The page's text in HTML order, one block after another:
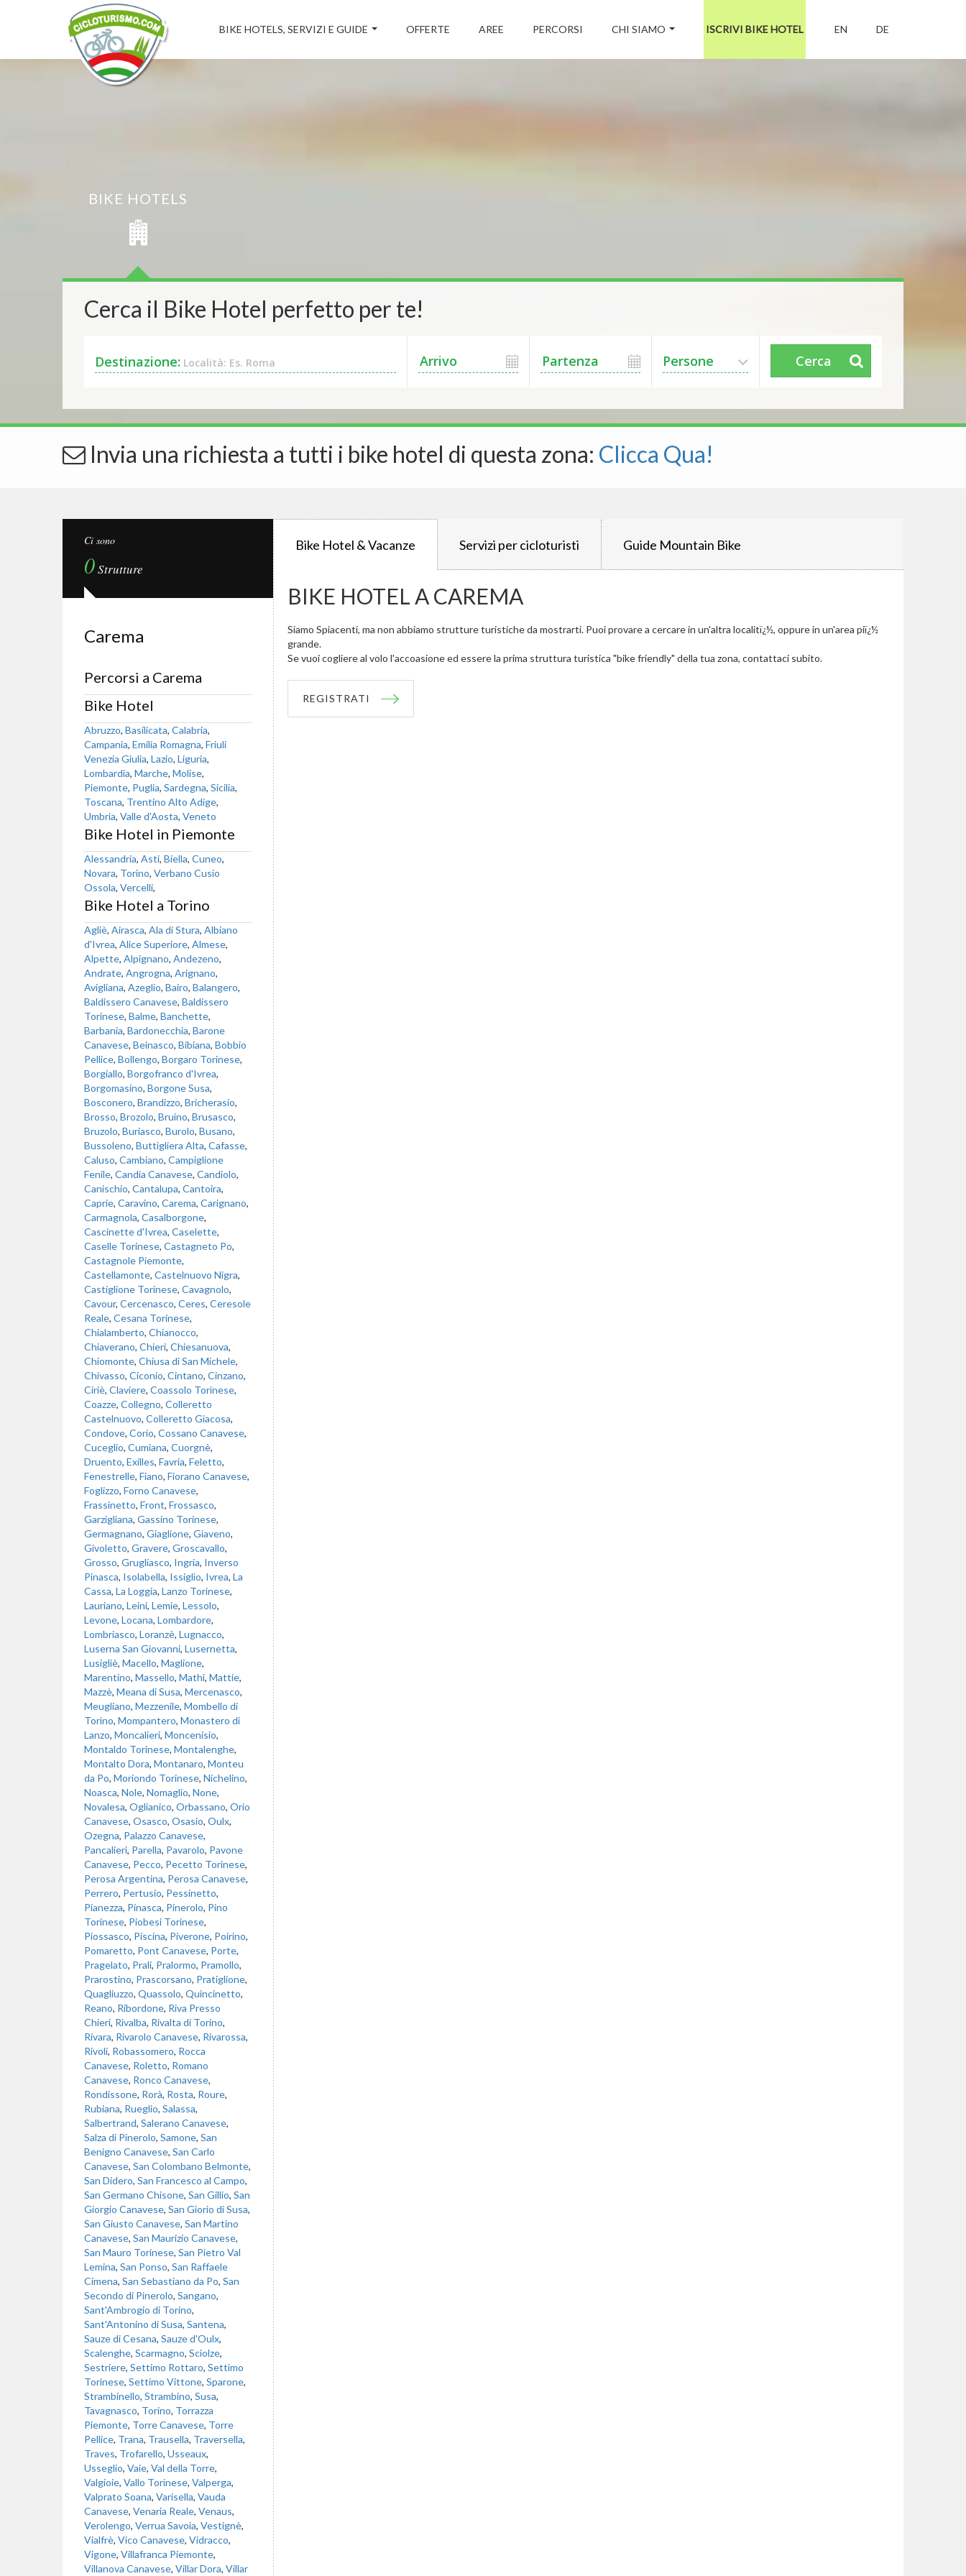
BIKE HOTELS, SERVIZI E GUIDE OFFERTE AREE PERCORSI CHI SIAMO ISCRIVI BIKE HOTEL EN DE
BIKE HOTELS
Cerca il Bike Hotel perfetto per te!
Destinazione: Località: Es. Roma Persone Cerca
Invia una richiesta a tutti i bike hotel di questa zona: Clicca Qua!
Bike Hotel & Vacanze Servizi per cicloturisti Guide Mountain Bike
BIKE HOTEL A CAREMA
Siamo Spiacenti, ma non abbiamo strutture turistiche da mostrarti. Puoi provare a cercare in un'altra localitï¿½, oppure in un'area piï¿½
grande.
Se vuoi cogliere al volo l'accoasione ed essere la prima struttura turistica "bike friendly" della tua zona, contattaci subito.
REGISTRATI
Ci sono
0Strutture
Carema
Percorsi a Carema
Bike Hotel
Abruzzo, Basilicata, Calabria,
Campania, Emilia Romagna, Friuli
Venezia Giulia, Lazio, Liguria,
Lombardia, Marche, Molise,
Piemonte, Puglia, Sardegna, Sicilia,
Toscana, Trentino Alto Adige,
Umbria, Valle d'Aosta, Veneto
Bike Hotel in Piemonte
Alessandria, Asti, Biella, Cuneo,
Novara, Torino, Verbano Cusio
Ossola, Vercelli,
Bike Hotel a Torino
Agliè, Airasca, Ala di Stura, Albiano
d'Ivrea, Alice Superiore, Almese,
Alpette, Alpignano, Andezeno,
Andrate, Angrogna, Arignano,
Avigliana, Azeglio, Bairo, Balangero,
Baldissero Canavese, Baldissero
Torinese, Balme, Banchette,
Barbania, Bardonecchia, Barone
Canavese, Beinasco, Bibiana, Bobbio
Pellice, Bollengo, Borgaro Torinese,
Borgiallo, Borgofranco d'Ivrea,
Borgomasino, Borgone Susa,
Bosconero, Brandizzo, Bricherasio,
Brosso, Brozolo, Bruino, Brusasco,
Bruzolo, Buriasco, Burolo, Busano,
Bussoleno, Buttigliera Alta, Cafasse,
Caluso, Cambiano, Campiglione
Fenile, Candia Canavese, Candiolo,
Canischio, Cantalupa, Cantoira,
Caprie, Caravino, Carema, Carignano,
Carmagnola, Casalborgone,
Cascinette d'Ivrea, Caselette,
Caselle Torinese, Castagneto Po,
Castagnole Piemonte,
Castellamonte, Castelnuovo Nigra,
Castiglione Torinese, Cavagnolo,
Cavour, Cercenasco, Ceres, Ceresole
Reale, Cesana Torinese,
Chialamberto, Chianocco,
Chiaverano, Chieri, Chiesanuova,
Chiomonte, Chiusa di San Michele,
Chivasso, Ciconio, Cintano, Cinzano,
Ciriè, Claviere, Coassolo Torinese,
Coazze, Collegno, Colleretto
Castelnuovo, Colleretto Giacosa,
Condove, Corio, Cossano Canavese,
Cuceglio, Cumiana, Cuorgnè,
Druento, Exilles, Favria, Feletto,
Fenestrelle, Fiano, Fiorano Canavese,
Foglizzo, Forno Canavese,
Frassinetto, Front, Frossasco,
Garzigliana, Gassino Torinese,
Germagnano, Giaglione, Giaveno,
Givoletto, Gravere, Groscavallo,
Grosso, Grugliasco, Ingria, Inverso
Pinasca, Isolabella, Issiglio, Ivrea, La
Cassa, La Loggia, Lanzo Torinese,
Lauriano, Leini, Lemie, Lessolo,
Levone, Locana, Lombardore,
Lombriasco, Loranzè, Lugnacco,
Luserna San Giovanni, Lusernetta,
Lusigliè, Macello, Maglione,
Marentino, Massello, Mathi, Mattie,
Mazzè, Meana di Susa, Mercenasco,
Meugliano, Mezzenile, Mombello di
Torino, Mompantero, Monastero di
Lanzo, Moncalieri, Moncenisio,
Montaldo Torinese, Montalenghe,
Montalto Dora, Montanaro, Monteu
da Po, Moriondo Torinese, Nichelino,
Noasca, Nole, Nomaglio, None,
Novalesa, Oglianico, Orbassano, Orio
Canavese, Osasco, Osasio, Oulx,
Ozegna, Palazzo Canavese,
Pancalieri, Parella, Pavarolo, Pavone
Canavese, Pecco, Pecetto Torinese,
Perosa Argentina, Perosa Canavese,
Perrero, Pertusio, Pessinetto,
Pianezza, Pinasca, Pinerolo, Pino
Torinese, Piobesi Torinese,
Piossasco, Piscina, Piverone, Poirino,
Pomaretto, Pont Canavese, Porte,
Pragelato, Prali, Pralormo, Pramollo,
Prarostino, Prascorsano, Pratiglione,
Quagliuzzo, Quassolo, Quincinetto,
Reano, Ribordone, Riva Presso
Chieri, Rivalba, Rivalta di Torino,
Rivara, Rivarolo Canavese, Rivarossa,
Rivoli, Robassomero, Rocca
Canavese, Roletto, Romano
Canavese, Ronco Canavese,
Rondissone, Rorà, Rosta, Roure,
Rubiana, Rueglio, Salassa,
Salbertrand, Salerano Canavese,
Salza di Pinerolo, Samone, San
Benigno Canavese, San Carlo
Canavese, San Colombano Belmonte,
San Didero, San Francesco al Campo,
San Germano Chisone, San Gillio, San
Giorgio Canavese, San Giorio di Susa,
San Giusto Canavese, San Martino
Canavese, San Maurizio Canavese,
San Mauro Torinese, San Pietro Val
Lemina, San Ponso, San Raffaele
Cimena, San Sebastiano da Po, San
Secondo di Pinerolo, Sangano,
Sant'Ambrogio di Torino,
Sant'Antonino di Susa, Santena,
Sauze di Cesana, Sauze d'Oulx,
Scalenghe, Scarmagno, Sciolze,
Sestriere, Settimo Rottaro, Settimo
Torinese, Settimo Vittone, Sparone,
Strambinello, Strambino, Susa,
Tavagnasco, Torino, Torrazza
Piemonte, Torre Canavese, Torre
Pellice, Trana, Trausella, Traversella,
Traves, Trofarello, Usseaux,
Usseglio, Vaie, Val della Torre,
Valgioie, Vallo Torinese, Valperga,
Valprato Soana, Varisella, Vauda
Canavese, Venaria Reale, Venaus,
Verolengo, Verrua Savoia, Vestignè,
Vialfrè, Vico Canavese, Vidracco,
Vigone, Villafranca Piemonte,
Villanova Canavese, Villar Dora, Villar